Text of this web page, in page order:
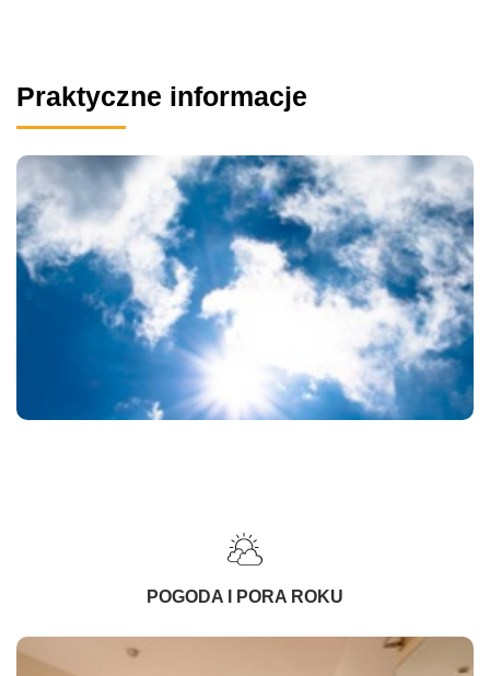
Praktyczne informacje
POGODA I PORA ROKU